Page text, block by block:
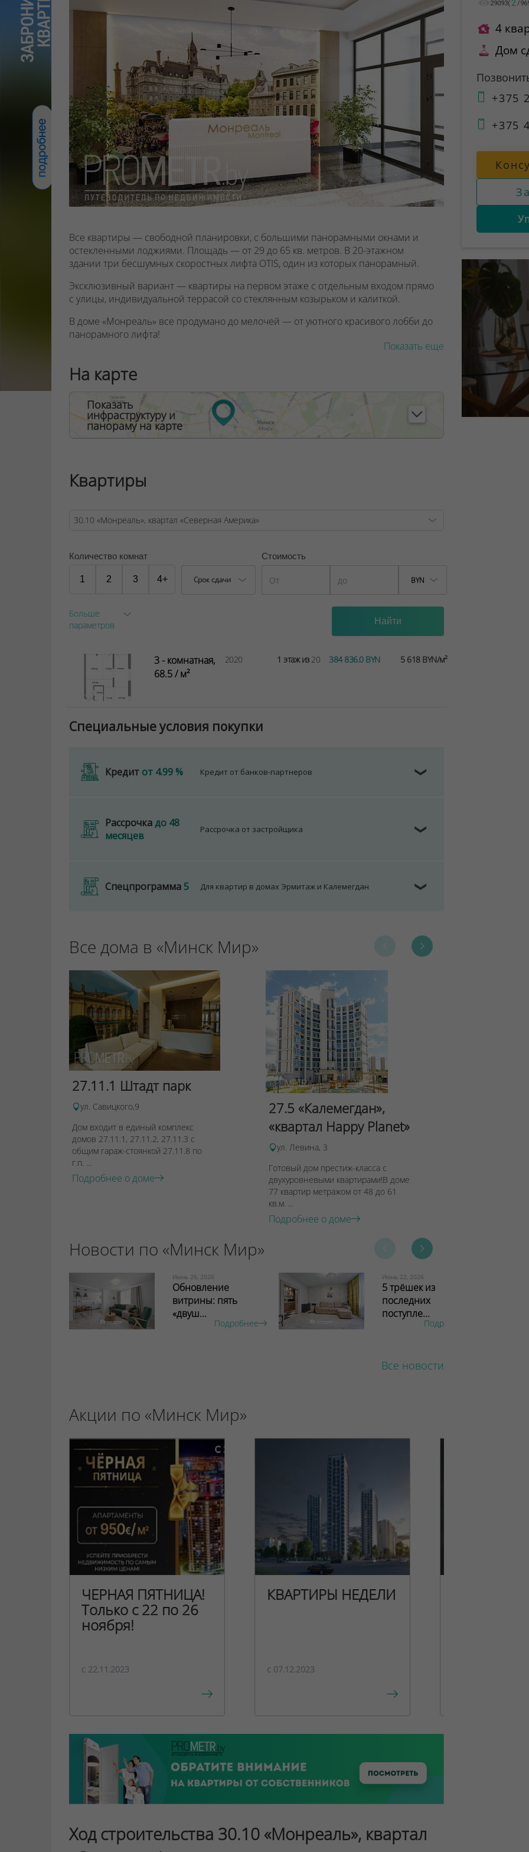
Все квартиры — свободной планировки, с большими панорамными окнами и
остекленными лоджиями. Площадь — от 29 до 65 кв. метров. В 20-этажном
здании три бесшумных скоростных лифта OTIS, один из которых панорамный.
Эксклюзивный вариант — квартиры на первом этаже с отдельным входом прямо
с улицы, индивидуальной террасой со стеклянным козырьком и калиткой.
В доме «Монреаль» все продумано до мелочей — от уютного красивого лобби до
панорамного лифта!
Договор на оказание риэлтерских услуг № 447/6, от 04.09.2025
Показать еще
На карте
Показать
инфраструктуру и
панораму на карте
Квартиры
Количество комнат
1 2 3 4+ Срок сдачи
Стоимость
BYN
Больше
параметров
3 - комнатная,
68.5 / м²
2020 1 этаж из20 384 836.0 BYN 5 618 BYN/м²
Специальные условия покупки
Кредит от 4.99 % Кредит от банков-партнеров ❯
Рассрочкадо 48
месяцев
Рассрочка от застройщика ❯
Спецпрограмма5 Для квартир в домах Эрмитаж и Калемегдан ❯
Все дома в «Минск Мир»
27.11.1 Штадт парк
ул. Савицкого,9
Дом входит в единый комплекс
домов 27.11.1, 27.11.2, 27.11.3 с
общим гараж-стоянкой 27.11.8 по
г.п. ...
Подробнее о доме
27.5 «Калемегдан»,
«квартал Happy Planet»
ул. Левина, 3
Готовый дом престиж-класса с
двухуровневыми квартирами!В доме
77 квартир метражом от 48 до 61
кв.м. ...
Подробнее о доме
Новости по «Минск Мир»
Июнь 26, 2026
Обновление
витрины: пять
«двуш...
Подробнее
Июнь 22, 2026
5 трёшек из
последних
поступле...
Подробнее
Все новости
Акции по «Минск Мир»
ЧЕРНАЯ ПЯТНИЦА!
Только с 22 по 26
ноября!
c 22.11.2023
КВАРТИРЫ НЕДЕЛИ
c 07.12.2023
Ход строительства 30.10 «Монреаль», квартал
29093( 2 /
4
Дом
+375
+375